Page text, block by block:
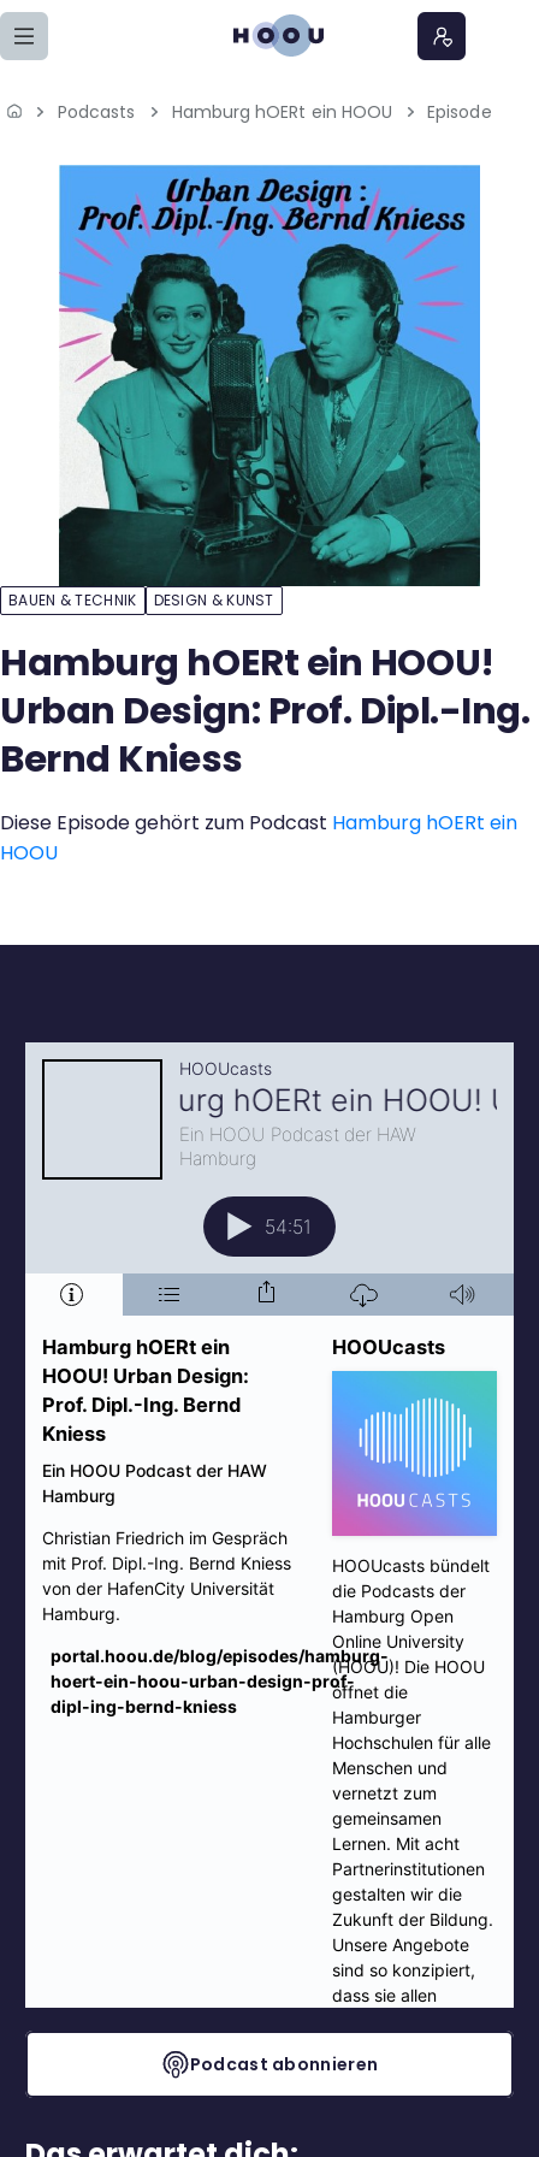
Zum Seiteninhalt springen
Home
Lernangebote
Podcasts
Meine Lernangebote
News
Veranstaltungen
Über uns
Podcasts Hamburg hOERt ein HOOU Episode
BAUEN & TECHNIK DESIGN & KUNST
Hamburg hOERt ein HOOU!
Urban Design: Prof. Dipl.-Ing.
Bernd Kniess
Diese Episode gehört zum Podcast Hamburg hOERt ein
HOOU
Podcast abonnieren